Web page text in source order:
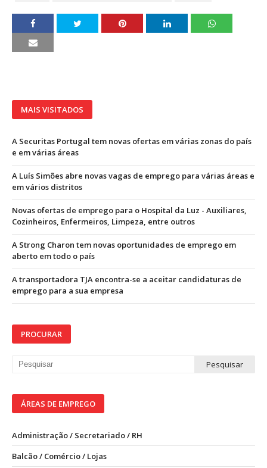
MAIS VISITADOS
A Securitas Portugal tem novas ofertas em várias zonas do país
e em várias áreas
A Luís Simões abre novas vagas de emprego para várias áreas e
em vários distritos
Novas ofertas de emprego para o Hospital da Luz - Auxiliares,
Cozinheiros, Enfermeiros, Limpeza, entre outros
A Strong Charon tem novas oportunidades de emprego em
aberto em todo o país
A transportadora TJA encontra-se a aceitar candidaturas de
emprego para a sua empresa
PROCURAR
ÁREAS DE EMPREGO
Administração / Secretariado / RH
Balcão / Comércio / Lojas